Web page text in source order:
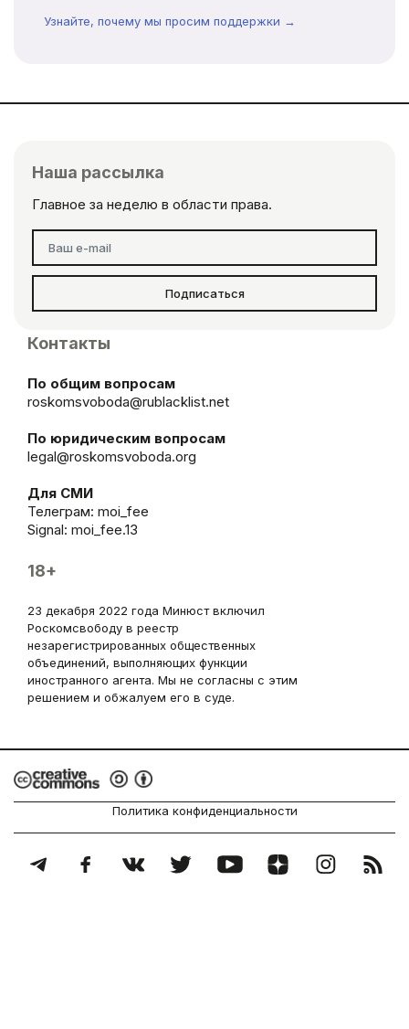
Узнайте, почему мы просим поддержки →
Наша рассылка
Главное за неделю в области права.
Подписаться
Контакты
По общим вопросам
roskomsvoboda@rublacklist.net
По юридическим вопросам
legal@roskomsvoboda.org
Для СМИ
Телеграм: moi_fee
Signal: moi_fee.13
18+
23 декабря 2022 года Минюст включил
Роскомсвободу в реестр
незарегистрированных общественных
объединений, выполняющих функции
иностранного агента. Мы не согласны с этим
решением и обжалуем его в суде.
Политика конфиденциальности